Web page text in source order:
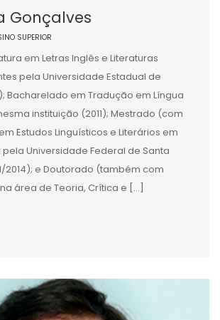
Gonçalves
SUPERIOR
em Letras Inglês e Literaturas
pela Universidade Estadual de
Bacharelado em Tradução em Língua
instituição (2011); Mestrado (com
Estudos Linguísticos e Literários em
pela Universidade Federal de Santa
2014); e Doutorado (também com
área de Teoria, Crítica e […]